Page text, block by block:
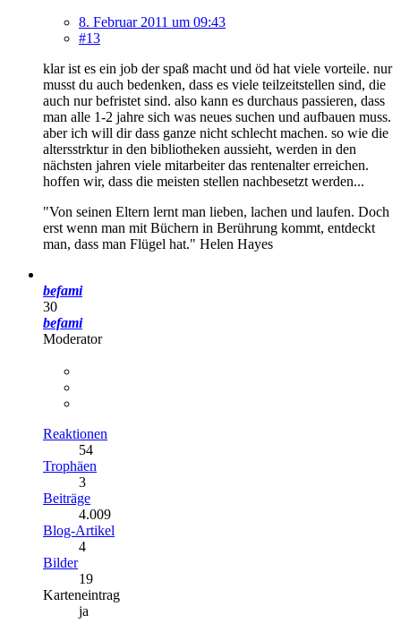
8. Februar 2011 um 09:43
#13
klar ist es ein job der spaß macht und öd hat viele vorteile. nur
musst du auch bedenken, dass es viele teilzeitstellen sind, die
auch nur befristet sind. also kann es durchaus passieren, dass
man alle 1-2 jahre sich was neues suchen und aufbauen muss.
aber ich will dir dass ganze nicht schlecht machen. so wie die
altersstrktur in den bibliotheken aussieht, werden in den
nächsten jahren viele mitarbeiter das rentenalter erreichen.
hoffen wir, dass die meisten stellen nachbesetzt werden...
"Von seinen Eltern lernt man lieben, lachen und laufen. Doch
erst wenn man mit Büchern in Berührung kommt, entdeckt
man, dass man Flügel hat." Helen Hayes
befami
30
befami
Moderator
Reaktionen
54
Trophäen
3
Beiträge
4.009
Blog-Artikel
4
Bilder
19
Karteneintrag
ja